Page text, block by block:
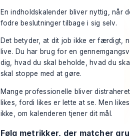
En indholdskalender bliver nyttig, når
fodre beslutninger tilbage i sig selv.
Det betyder, at dit job ikke er færdigt,
live. Du har brug for en
dig, hvad du skal beholde, hvad du
skal stoppe med at gøre.
Mange professionelle bliver
likes, fordi likes er lette at se. Men
ikke, om kalenderen tjener dit mål.
Følg metrikker, der matcher